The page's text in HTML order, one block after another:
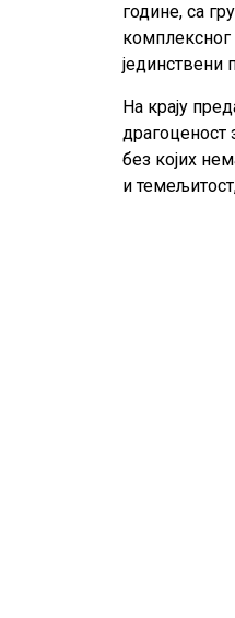
године, са
комплексног
јединствени
На крају
драгоценост
без којих
и